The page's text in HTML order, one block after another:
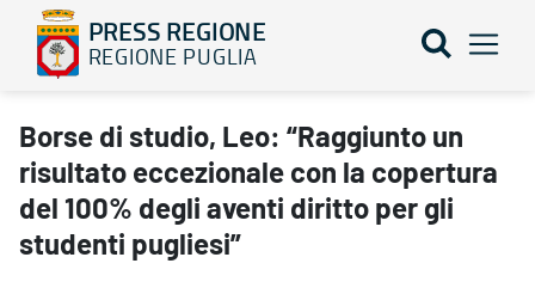
PRESS REGIONE
REGIONE PUGLIA
Borse di studio, Leo: “Raggiunto un risultato eccezionale con la
Borse di studio, Leo: “Raggiunto un
risultato eccezionale con la copertura
del 100% degli aventi diritto per gli
studenti pugliesi”